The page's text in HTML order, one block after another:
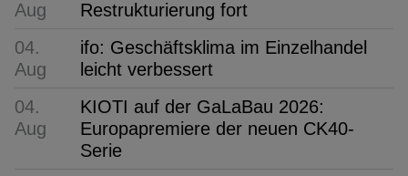
Aug
Restrukturierung fort
04.
Aug
ifo: Geschäftsklima im Einzelhandel
leicht verbessert
04.
Aug
KIOTI auf der GaLaBau 2026:
Europapremiere der neuen CK40-
Serie